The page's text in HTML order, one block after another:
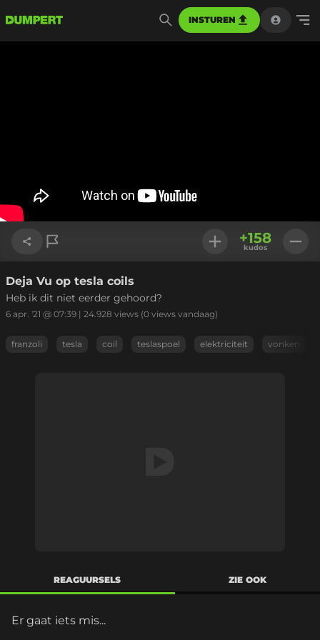
INSTUREN
Link kopiëren
+158
kudos
Deja Vu op tesla coils
Heb ik dit niet eerder gehoord?
6 apr. '21 @ 07:39 | 24.928 views (0 views vandaag)
franzoli tesla coil teslaspoel elektriciteit vonken
REAGUURSELS ZIE OOK
Er gaat iets mis...